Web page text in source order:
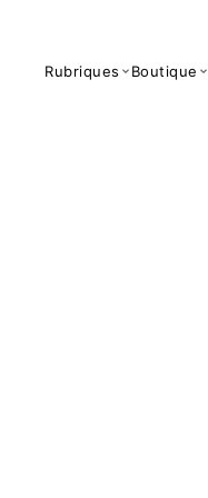
Rubriques Boutique